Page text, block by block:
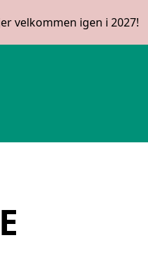
velkommen igen i 2027!